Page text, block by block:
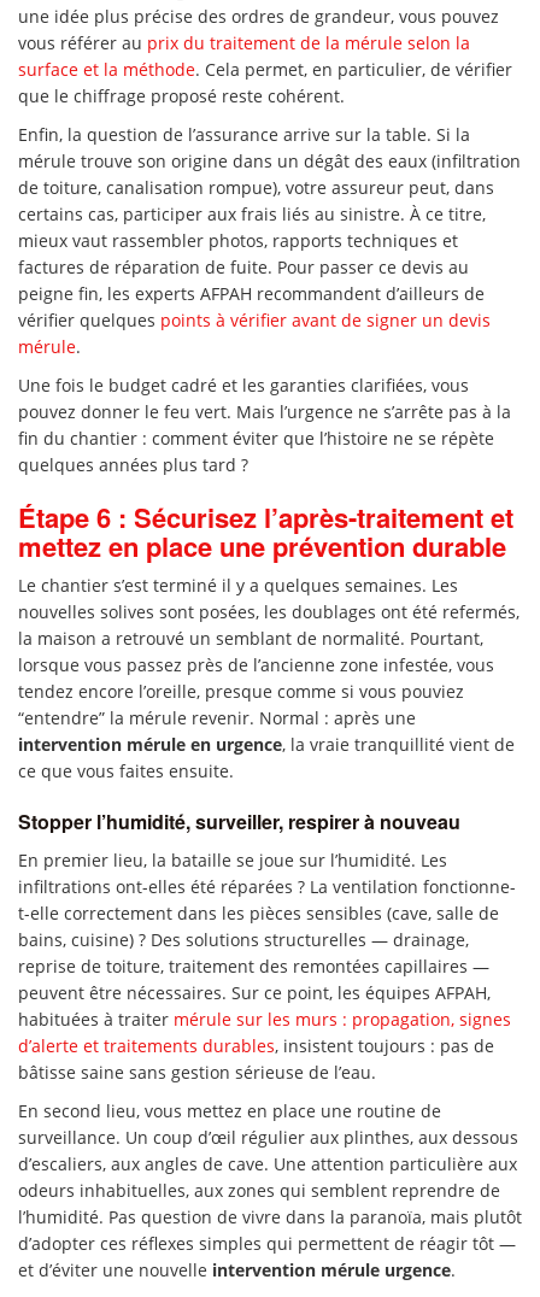
une idée plus précise des ordres de grandeur, vous pouvez
vous référer au prix du traitement de la mérule selon la
surface et la méthode. Cela permet, en particulier, de vérifier
que le chiffrage proposé reste cohérent.
Enfin, la question de l’assurance arrive sur la table. Si la
mérule trouve son origine dans un dégât des eaux (infiltration
de toiture, canalisation rompue), votre assureur peut, dans
certains cas, participer aux frais liés au sinistre. À ce titre,
mieux vaut rassembler photos, rapports techniques et
factures de réparation de fuite. Pour passer ce devis au
peigne fin, les experts AFPAH recommandent d’ailleurs de
vérifier quelques points à vérifier avant de signer un devis
mérule.
Une fois le budget cadré et les garanties clarifiées, vous
pouvez donner le feu vert. Mais l’urgence ne s’arrête pas à la
fin du chantier : comment éviter que l’histoire ne se répète
quelques années plus tard ?
Étape 6 : Sécurisez l’après-traitement et
mettez en place une prévention durable
Le chantier s’est terminé il y a quelques semaines. Les
nouvelles solives sont posées, les doublages ont été refermés,
la maison a retrouvé un semblant de normalité. Pourtant,
lorsque vous passez près de l’ancienne zone infestée, vous
tendez encore l’oreille, presque comme si vous pouviez
“entendre” la mérule revenir. Normal : après une
intervention mérule en urgence, la vraie tranquillité vient de
ce que vous faites ensuite.
Stopper l’humidité, surveiller, respirer à nouveau
En premier lieu, la bataille se joue sur l’humidité. Les
infiltrations ont-elles été réparées ? La ventilation fonctionne-
t-elle correctement dans les pièces sensibles (cave, salle de
bains, cuisine) ? Des solutions structurelles — drainage,
reprise de toiture, traitement des remontées capillaires —
peuvent être nécessaires. Sur ce point, les équipes AFPAH,
habituées à traiter mérule sur les murs : propagation, signes
d’alerte et traitements durables, insistent toujours : pas de
bâtisse saine sans gestion sérieuse de l’eau.
En second lieu, vous mettez en place une routine de
surveillance. Un coup d’œil régulier aux plinthes, aux dessous
d’escaliers, aux angles de cave. Une attention particulière aux
odeurs inhabituelles, aux zones qui semblent reprendre de
l’humidité. Pas question de vivre dans la paranoïa, mais plutôt
d’adopter ces réflexes simples qui permettent de réagir tôt —
et d’éviter une nouvelle intervention mérule urgence.